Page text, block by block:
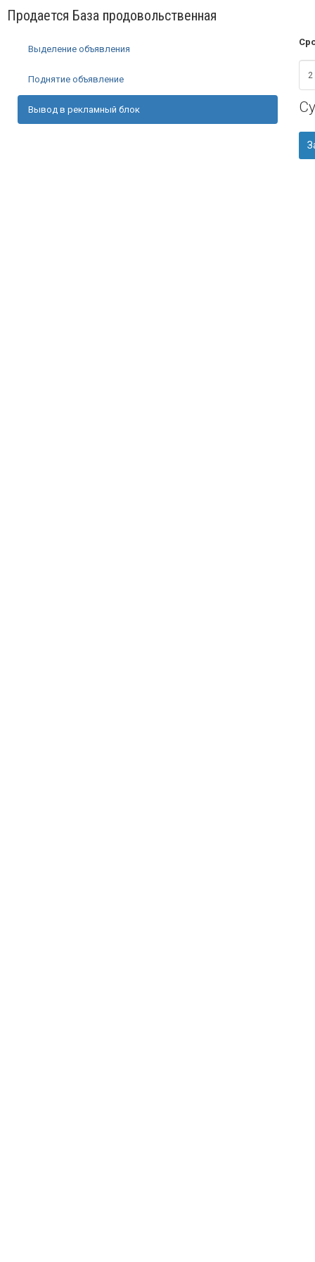
Продается База продовольственная
Выделение объявления
Поднятие объявление
Вывод в рекламный блок